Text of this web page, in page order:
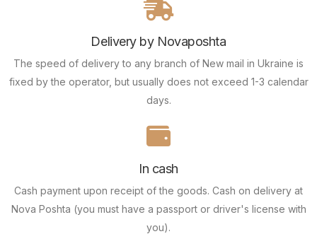
Delivery by Novaposhta
The speed of delivery to any branch of New mail in Ukraine is
fixed by the operator, but usually does not exceed 1-3 calendar
days.
In cash
Cash payment upon receipt of the goods. Cash on delivery at
Nova Poshta (you must have a passport or driver's license with
you).